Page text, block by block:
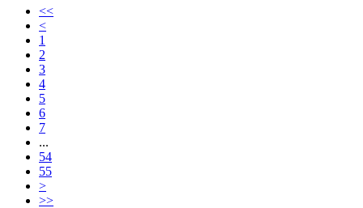
<<
<
1
2
3
4
5
6
7
...
54
55
>
>>